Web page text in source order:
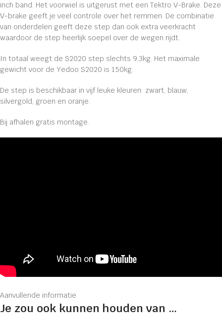
inch band. Het voorwiel is uitgerust met een Tektro V-Brake. Deze
V-brake geeft je veel controle over het remmen. De combinatie
van onderdelen geeft deze step dan ook extra veerkracht
waardoor de step heerlijk soepel over de wegen rijdt.
In totaal weegt de S2020 step slechts 9,3kg. Het maximale
gewicht voor de Yedoo S2020 is 150kg.
De step is beschikbaar in vijf leuke kleuren: zwart, blauw,
silvergold, groen en oranje.
Bij afhalen gratis montage.
Aanvullende informatie
Je zou ook kunnen houden van …